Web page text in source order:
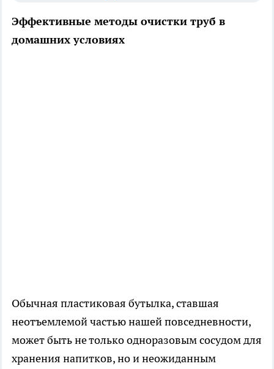
Эффективные методы очистки труб в
домашних условиях
Обычная пластиковая бутылка, ставшая
неотъемлемой частью нашей повседневности,
может быть не только одноразовым сосудом для
хранения напитков, но и неожиданным